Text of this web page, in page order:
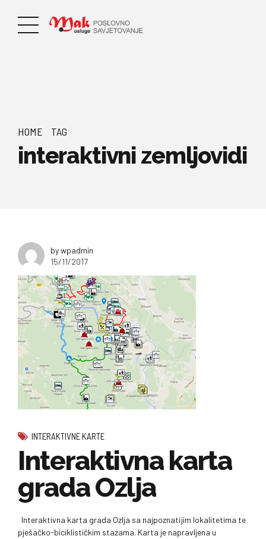
HOME TAG
interaktivni zemljovidi
by wpadmin
15/11/2017
INTERAKTIVNE KARTE
Interaktivna karta
grada Ozlja
Interaktivna karta grada Ozlja sa najpoznatijim lokalitetima te
pješačko-biciklističkim stazama. Karta je napravljena u